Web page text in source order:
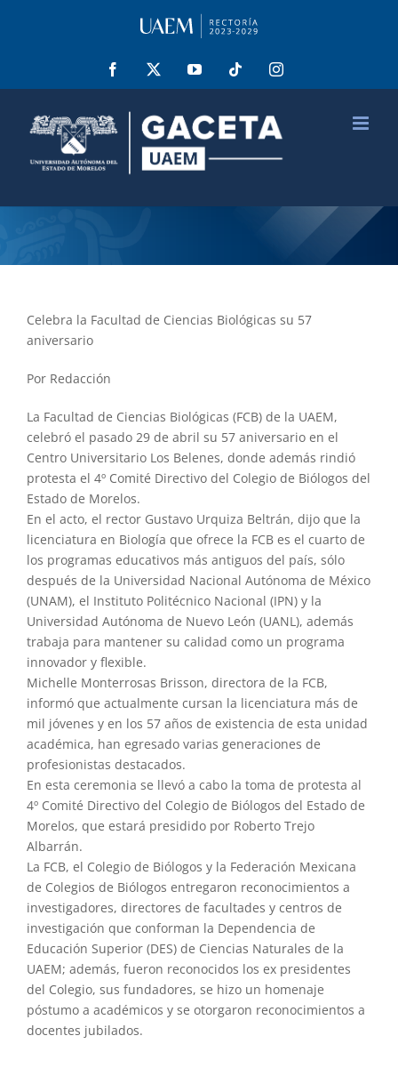
Facebook YouTube Tiktok Instagram
Celebra la Facultad de Ciencias Biológicas su 57
aniversario
Por Redacción
La Facultad de Ciencias Biológicas (FCB) de la UAEM,
celebró el pasado 29 de abril su 57 aniversario en el
Centro Universitario Los Belenes, donde además rindió
protesta el 4º Comité Directivo del Colegio de Biólogos del
Estado de Morelos.
En el acto, el rector Gustavo Urquiza Beltrán, dijo que la
licenciatura en Biología que ofrece la FCB es el cuarto de
los programas educativos más antiguos del país, sólo
después de la Universidad Nacional Autónoma de México
(UNAM), el Instituto Politécnico Nacional (IPN) y la
Universidad Autónoma de Nuevo León (UANL), además
trabaja para mantener su calidad como un programa
innovador y flexible.
Michelle Monterrosas Brisson, directora de la FCB,
informó que actualmente cursan la licenciatura más de
mil jóvenes y en los 57 años de existencia de esta unidad
académica, han egresado varias generaciones de
profesionistas destacados.
En esta ceremonia se llevó a cabo la toma de protesta al
4º Comité Directivo del Colegio de Biólogos del Estado de
Morelos, que estará presidido por Roberto Trejo
Albarrán.
La FCB, el Colegio de Biólogos y la Federación Mexicana
de Colegios de Biólogos entregaron reconocimientos a
investigadores, directores de facultades y centros de
investigación que conforman la Dependencia de
Educación Superior (DES) de Ciencias Naturales de la
UAEM; además, fueron reconocidos los ex presidentes
del Colegio, sus fundadores, se hizo un homenaje
póstumo a académicos y se otorgaron reconocimientos a
docentes jubilados.